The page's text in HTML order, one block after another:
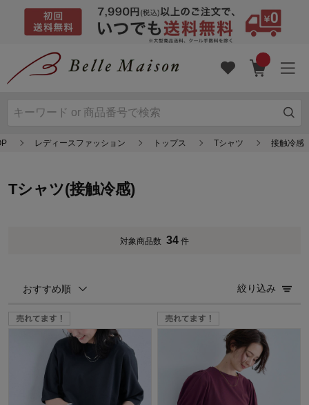
レディースファッション トップス Tシャツ 接触冷感
Tシャツ(接触冷感)
対象商品数 34 件
おすすめ順 絞り込み